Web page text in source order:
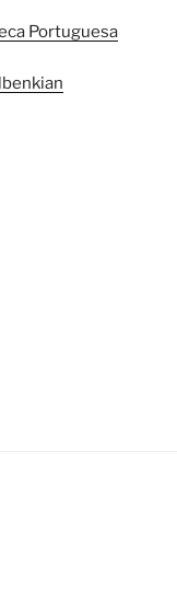
Portuguesa